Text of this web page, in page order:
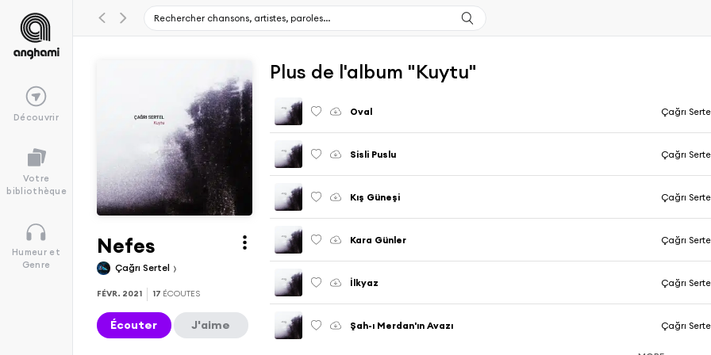
Découvrir
Votre
bibliothèque
Humeur et
Genre
Nefes
Çağrı Sertel
FÉVR. 2021 17 ÉCOUTES
Écouter J'aime
Plus de l'album "Kuytu"
Oval Çağrı
Sisli Puslu Çağrı
Kış Güneşi Çağrı
Kara Günler Çağrı
İlkyaz Çağrı
Şah-ı Merdan'ın Avazı Çağrı